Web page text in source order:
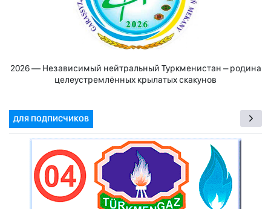
2026 — Независимый нейтральный Туркменистан – родина
целеустремлённых крылатых скакунов
ДЛЯ ПОДПИСЧИКОВ